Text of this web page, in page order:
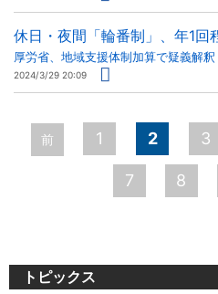
休日・夜間「輪番制」、年1回
厚労省、地域支援体制加算で疑義解釈
2024/3/29 20:09
ペ
ー
前 1 2 3
7 8
トピックス